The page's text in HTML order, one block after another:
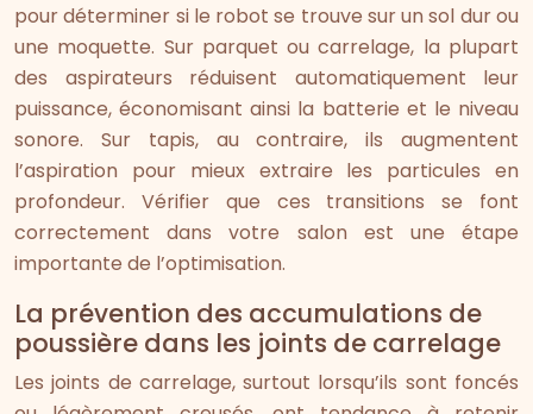
pour déterminer si le robot se trouve sur un sol dur ou
une moquette. Sur parquet ou carrelage, la plupart
des aspirateurs réduisent automatiquement leur
puissance, économisant ainsi la batterie et le niveau
sonore. Sur tapis, au contraire, ils augmentent
l’aspiration pour mieux extraire les particules en
profondeur. Vérifier que ces transitions se font
correctement dans votre salon est une étape
importante de l’optimisation.
La prévention des accumulations de
poussière dans les joints de carrelage
Les joints de carrelage, surtout lorsqu’ils sont foncés